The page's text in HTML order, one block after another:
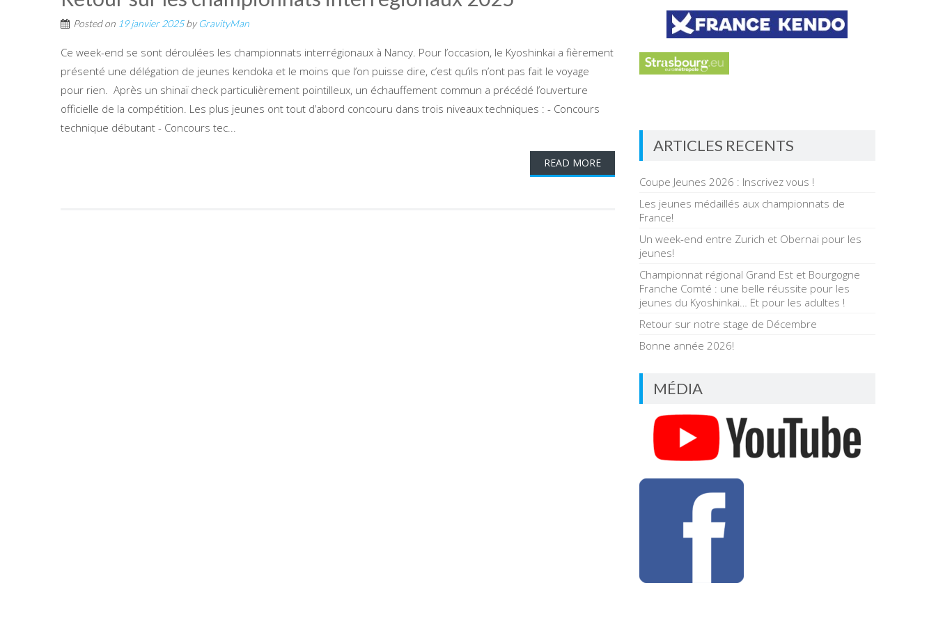
Posted on 19 janvier 2025by GravityMan
Ce week-end se sont déroulées les championnats interrégionaux à Nancy. Pour l’occasion, le Kyoshinkai a fièrement
présenté une délégation de jeunes kendoka et le moins que l’on puisse dire, c’est qu’ils n’ont pas fait le voyage
pour rien. Après un shinaï check particulièrement pointilleux, un échauffement commun a précédé l’ouverture
officielle de la compétition. Les plus jeunes ont tout d’abord concouru dans trois niveaux techniques : - Concours
technique débutant - Concours tec...
READ MORE
ARTICLES RECENTS
Coupe Jeunes 2026 : Inscrivez vous !
Les jeunes médaillés aux championnats de
France!
Un week-end entre Zurich et Obernai pour les
jeunes!
Championnat régional Grand Est et Bourgogne
Franche Comté : une belle réussite pour les
jeunes du Kyoshinkai… Et pour les adultes !
Retour sur notre stage de Décembre
Bonne année 2026!
MÉDIA